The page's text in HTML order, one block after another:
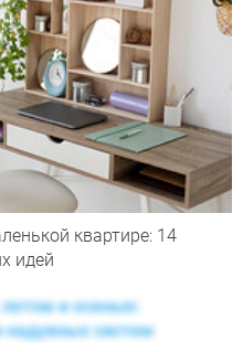
квартире: 14
идей